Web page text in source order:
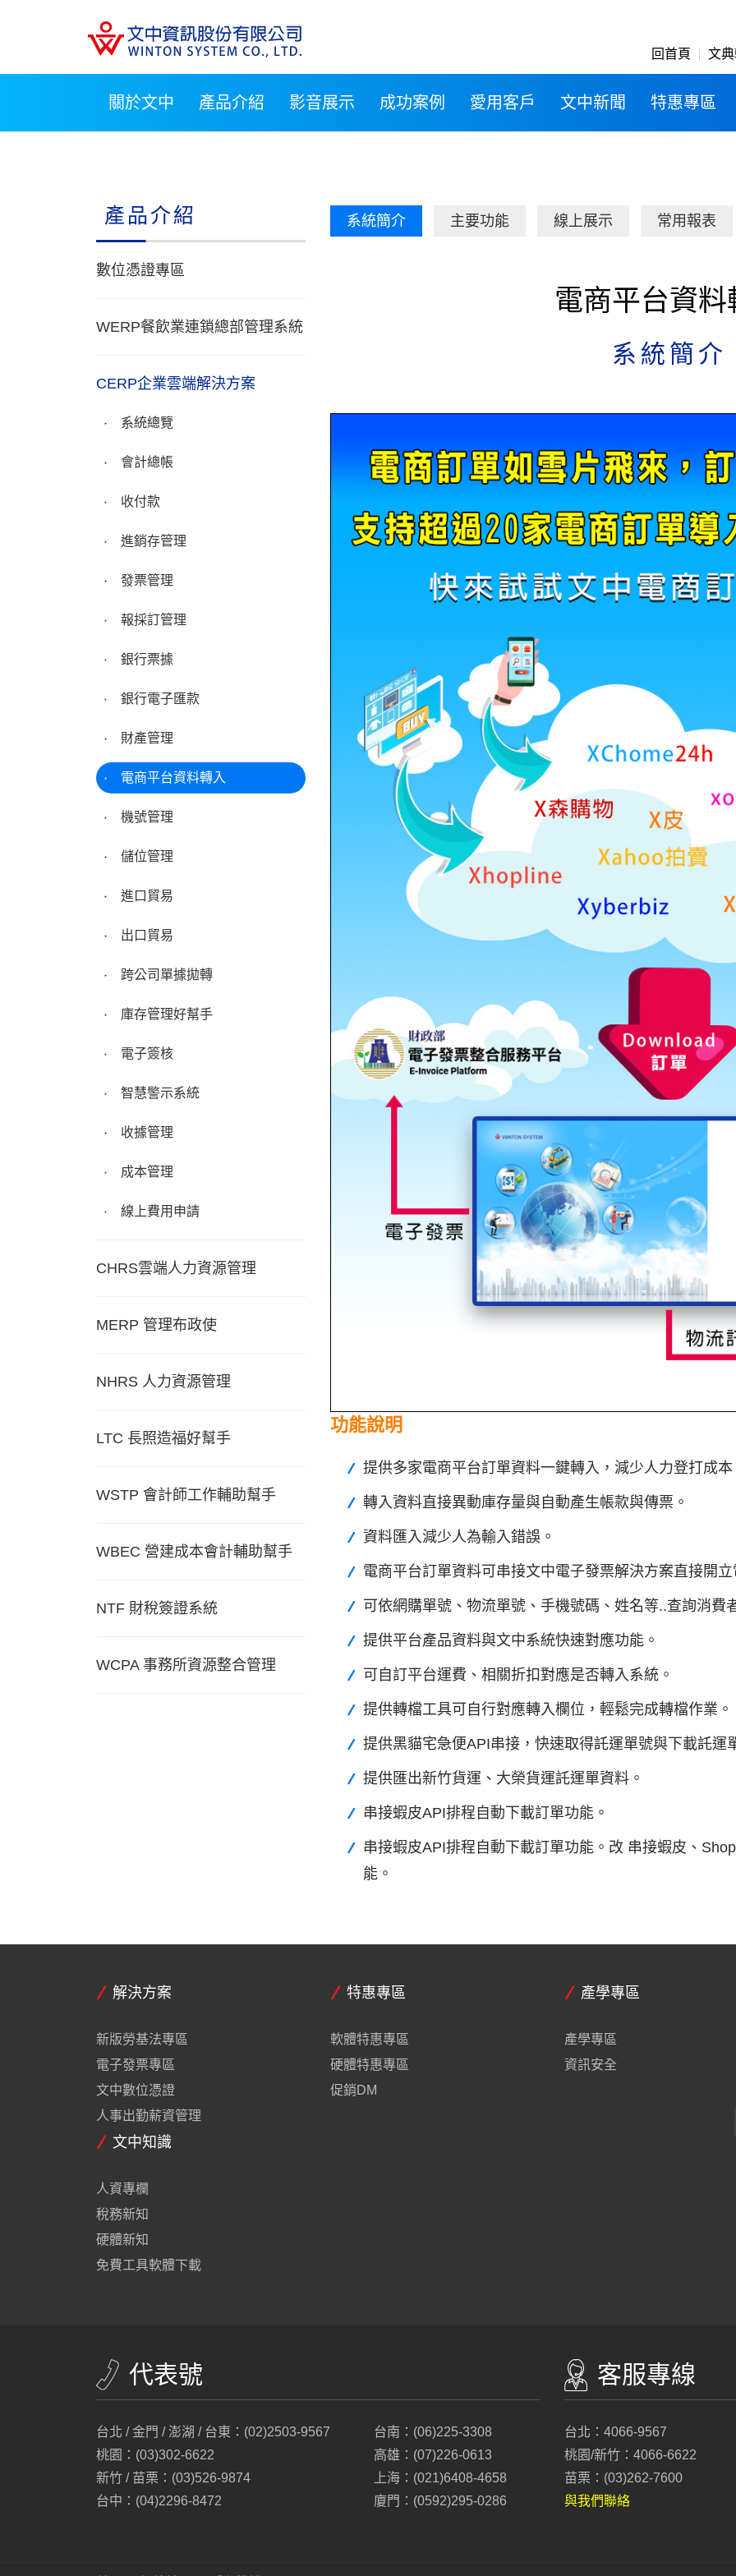
回首頁 文
關於文中 產品介紹 影音展示 成功案例 愛用客戶 文中新聞 特惠專區
產品介紹
數位憑證專區
WERP餐飲業連鎖總部管理系統
CERP企業雲端解決方案
系統總覽
會計總帳
收付款
進銷存管理
發票管理
報採訂管理
銀行票據
銀行電子匯款
財產管理
電商平台資料轉入
機號管理
儲位管理
進口貿易
出口貿易
跨公司單據拋轉
庫存管理好幫手
電子簽核
智慧警示系統
收據管理
成本管理
線上費用申請
CHRS雲端人力資源管理
MERP 管理布政使
NHRS 人力資源管理
LTC 長照造福好幫手
WSTP 會計師工作輔助幫手
WBEC 營建成本會計輔助幫手
NTF 財稅簽證系統
WCPA 事務所資源整合管理
系統簡介 主要功能 線上展示 常用報表
電商平台資料
系統簡介
功能說明
提供多家電商平台訂單資料一鍵轉入，減少人力登打成本
轉入資料直接異動庫存量與自動產生帳款與傳票。
資料匯入減少人為輸入錯誤。
電商平台訂單資料可串接文中電子發票解決方案直接開
可依網購單號、物流單號、手機號碼、姓名等..查詢消費
提供平台產品資料與文中系統快速對應功能。
可自訂平台運費、相關折扣對應是否轉入系統。
提供轉檔工具可自行對應轉入欄位，輕鬆完成轉檔作業。
提供黑貓宅急便API串接，快速取得託運單號與下載託運
提供匯出新竹貨運、大榮貨運託運單資料。
串接蝦皮API排程自動下載訂單功能。
串接蝦皮API排程自動下載訂單功能。改 串接蝦皮、
能。
解決方案
新版勞基法專區
電子發票專區
文中數位憑證
人事出勤薪資管理
特惠專區
軟體特惠專區
硬體特惠專區
促銷DM
產學專區
產學專區
資訊安全
文中知識
人資專欄
稅務新知
硬體新知
免費工具軟體下載
代表號
台北 / 金門 / 澎湖 / 台東：(02)2503-9567
桃園：(03)302-6622
新竹 / 苗栗：(03)526-9874
台中：(04)2296-8472
台南：(06)225-3308
高雄：(07)226-0613
上海：(021)6408-4658
廈門：(0592)295-0286
客服專線
台北：4066-9567
桃園/新竹：4066-6622
苗栗：(03)262-7600
與我們聯絡